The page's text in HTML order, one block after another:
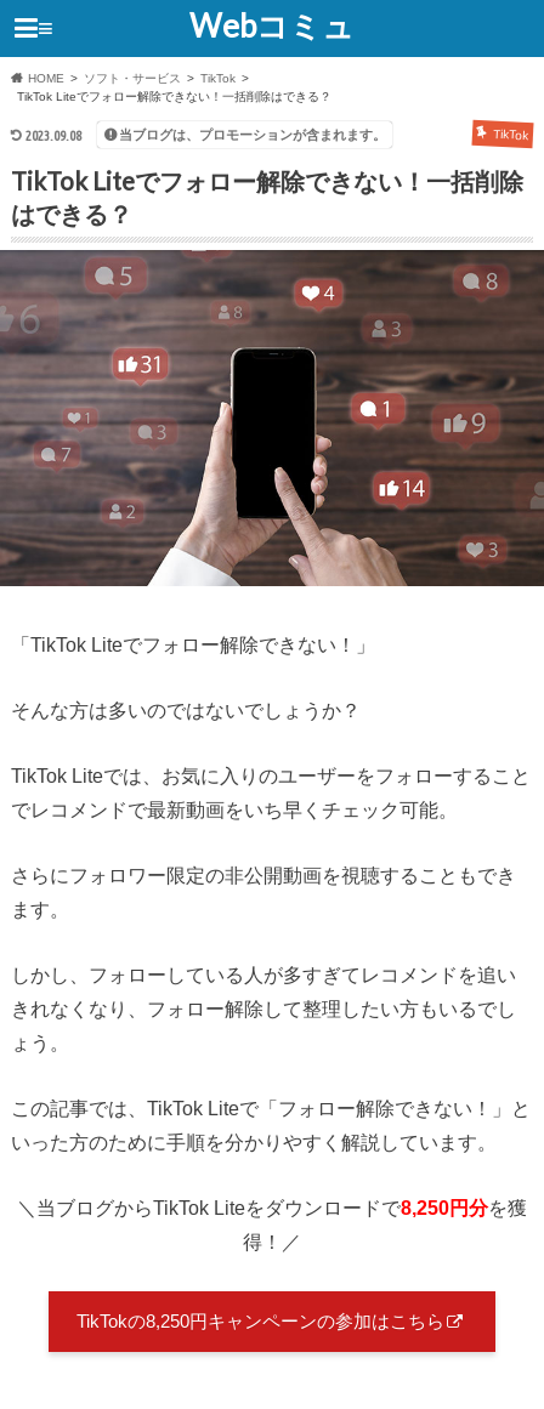
Webコミュ
≡
HOME ソフト・サービス
TikTok
TikTok Liteでフォロー解除できない！一括削除はできる？
2023.09.08 TikTok
当ブログは、プロモーションが含まれます。
TikTok Liteでフォロー解除できない！一括削除
はできる？
「TikTok Liteでフォロー解除できない！」
そんな方は多いのではないでしょうか？
TikTok Liteでは、お気に入りのユーザーをフォローすること
でレコメンドで最新動画をいち早くチェック可能。
さらにフォロワー限定の非公開動画を視聴することもでき
ます。
しかし、フォローしている人が多すぎてレコメンドを追い
きれなくなり、フォロー解除して整理したい方もいるでし
ょう。
この記事では、TikTok Liteで「フォロー解除できない！」と
いった方のために手順を分かりやすく解説しています。
＼当ブログからTikTok Liteをダウンロードで8,250円分を獲
得！／
TikTokの8,250円キャンペーンの参加はこちら